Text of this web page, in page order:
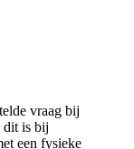
vraag bij
dit is bij
een fysieke